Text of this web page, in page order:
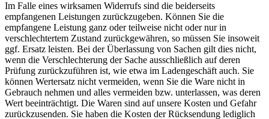
Im Falle eines wirksamen Widerrufs sind die beiderseits
empfangenen Leistungen zurückzugeben. Können Sie die
empfangene Leistung ganz oder teilweise nicht oder nur in
verschlechtertem Zustand zurückgewähren, so müssen Sie insoweit
ggf. Ersatz leisten. Bei der Überlassung von Sachen gilt dies nicht,
wenn die Verschlechterung der Sache ausschließlich auf deren
Prüfung zurückzuführen ist, wie etwa im Ladengeschäft auch. Sie
können Wertersatz nicht vermeiden, wenn Sie die Ware nicht in
Gebrauch nehmen und alles vermeiden bzw. unterlassen, was deren
Wert beeinträchtigt. Die Waren sind auf unsere Kosten und Gefahr
zurückzusenden. Sie haben die Kosten der Rücksendung lediglich